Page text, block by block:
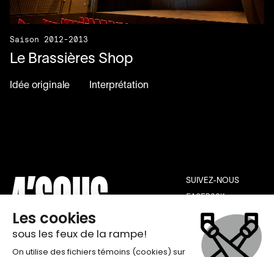
Saison 2012-2013
Le Brassières Shop
Idée originale Interprétation
SUIVEZ-NOUS
FACEBOOK
YOUTUBE